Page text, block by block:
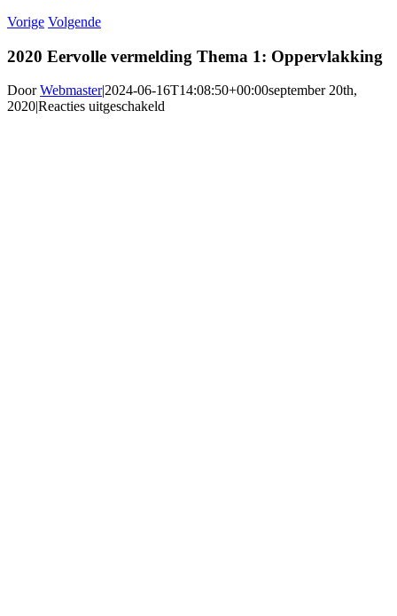
Vorige Volgende
2020 Eervolle vermelding Thema 1: Oppervlakking
DoorWebmaster|2024-06-16T14:08:50+00:00september 20th,
2020|Reacties uitgeschakeld